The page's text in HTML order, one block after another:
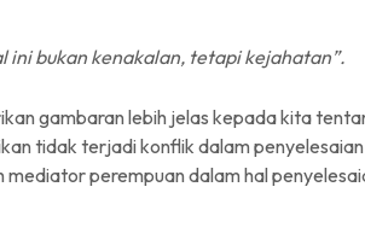
ini bukan kenakalan, tetapi kejahatan”.
gambaran lebih jelas kepada kita
tidak terjadi konflik dalam
perempuan dalam hal